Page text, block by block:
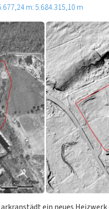
m: 5.684.315,10 m